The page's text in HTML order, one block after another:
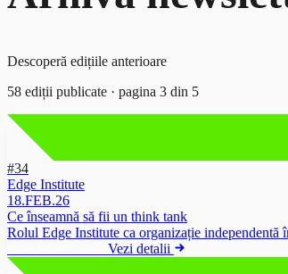
Descoperă edițiile anterioare
58 ediții publicate · pagina 3 din 5
#34
Edge Institute
18.FEB.26
Ce înseamnă să fii un think tank
Rolul Edge Institute ca organizație independentă
Vezi detalii